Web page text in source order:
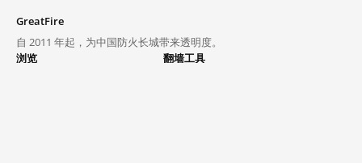
GreatFire
自 2011 年起，为中国防火长城带来透明度。
浏览
翻墙工具